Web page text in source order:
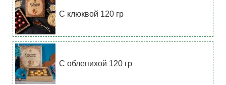
С клюквой 120 гр
С облепихой 120 гр